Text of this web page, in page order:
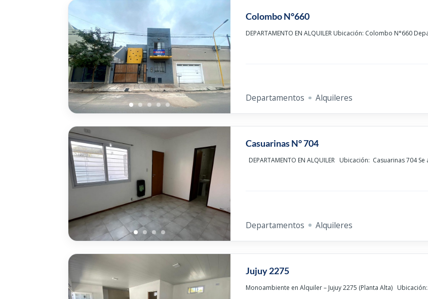
Colombo N°660
DEPARTAMENTO EN ALQUILER Ubicación: Colombo N°660
Departamentos Alquileres
Casuarinas N° 704
DEPARTAMENTO EN ALQUILER Ubicación: Casuarinas 704
Departamentos Alquileres
Jujuy 2275
Monoambiente en Alquiler – Jujuy 2275 (Planta Alta)